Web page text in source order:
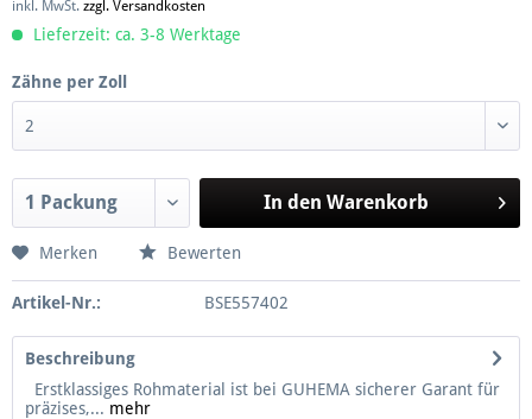
inkl. MwSt. zzgl. Versandkosten
Lieferzeit: ca. 3-8 Werktage
Zähne per Zoll
In den Warenkorb
Merken Bewerten
Artikel-Nr.: BSE557402
Beschreibung
Erstklassiges Rohmaterial ist bei GUHEMA sicherer Garant für
präzises,... mehr